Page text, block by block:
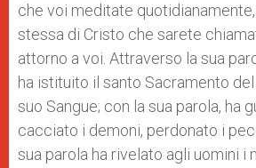
che voi meditate
stessa di Cristo che sarete
attorno a voi. Attraverso la sua
ha istituito il santo Sacramento del
suo Sangue; con la sua parola, ha
cacciato i demoni, perdonato i
sua parola ha rivelato agli uomini i